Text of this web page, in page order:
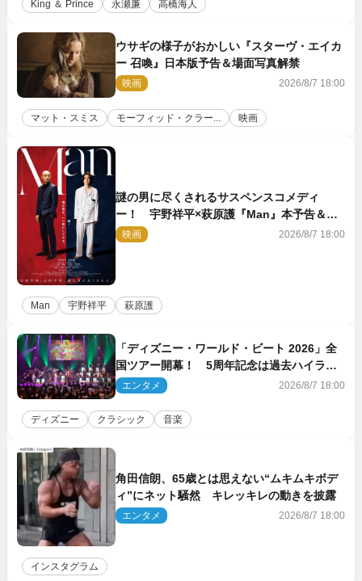
King ＆ Prince 永瀬廉 高橋海人
ウサギの様子がおかしい『スターヴ・エイカ
ー 召喚』日本版予告＆場面写真解禁
映画 2026/8/7 18:00
マット・スミス モーフィッド・クラー... 映画
謎の男に尽くされるサスペンスコメディ
ー！ 宇野祥平×萩原護『Man』本予告＆新
ビジュアル解禁
映画 2026/8/7 18:00
Man 宇野祥平 萩原護
「ディズニー・ワールド・ビート 2026」全
国ツアー開幕！ 5周年記念は過去ハイライ
ト＆クルーズ旅を大満喫！【潜入レポート】
エンタメ 2026/8/7 18:00
ディズニー クラシック 音楽
角田信朗、65歳とは思えない“ムキムキボデ
ィ”にネット騒然 キレッキレの動きを披露
エンタメ 2026/8/7 18:00
インスタグラム